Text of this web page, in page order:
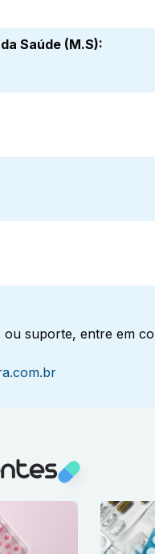
Saúde (M.S):
ou suporte, entre em